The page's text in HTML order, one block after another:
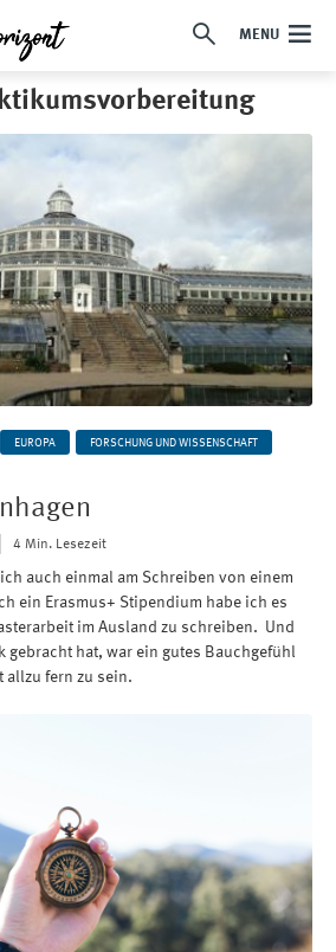
MENU
EUROPA FORSCHUNG UND WISSENSCHAFT
4 Min. Lesezeit
auch einmal am Schreiben von einem
ein Erasmus+ Stipendium habe ich es
im Ausland zu schreiben. Und
gebracht hat, war ein gutes Bauchgefühl
allzu fern zu sein.